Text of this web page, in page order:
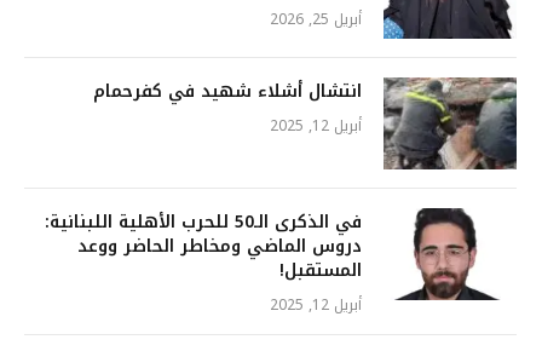
أبريل 25, 2026
انتشال أشلاء شهيد في كفرحمام
أبريل 12, 2025
في الذكرى الـ50 للحرب الأهلية اللبنانية:
دروس الماضي ومخاطر الحاضر ووعد
المستقبل!
أبريل 12, 2025